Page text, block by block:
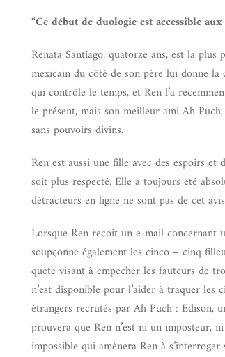
“Ce début de duologie est accessible
Renata Santiago, quatorze ans, est la
mexicain du côté de son père lui donne la
qui contrôle le temps, et Ren l’a
le présent, mais son meilleur ami Ah
sans pouvoirs divins.
Ren est aussi une fille avec des espoirs et
soit plus respecté. Elle a toujours été
détracteurs en ligne ne sont pas de cet
Lorsque Ren reçoit un e-mail concernant
soupçonne également les cinco – cinq
quête visant à empêcher les fauteurs de
n’est disponible pour l’aider à traquer les
étrangers recrutés par Ah Puch : Edison,
prouvera que Ren n’est ni un imposteur,
impossible qui amènera Ren à